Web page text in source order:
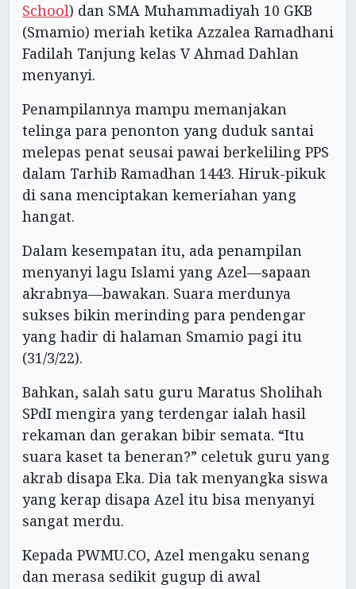
School) dan SMA Muhammadiyah 10 GKB
(Smamio) meriah ketika Azzalea Ramadhani
Fadilah Tanjung kelas V Ahmad Dahlan
menyanyi.
Penampilannya mampu memanjakan
telinga para penonton yang duduk santai
melepas penat seusai pawai berkeliling PPS
dalam Tarhib Ramadhan 1443. Hiruk-pikuk
di sana menciptakan kemeriahan yang
hangat.
Dalam kesempatan itu, ada penampilan
menyanyi lagu Islami yang Azel—sapaan
akrabnya—bawakan. Suara merdunya
sukses bikin merinding para pendengar
yang hadir di halaman Smamio pagi itu
(31/3/22).
Bahkan, salah satu guru Maratus Sholihah
SPdI mengira yang terdengar ialah hasil
rekaman dan gerakan bibir semata. “Itu
suara kaset ta beneran?” celetuk guru yang
akrab disapa Eka. Dia tak menyangka siswa
yang kerap disapa Azel itu bisa menyanyi
sangat merdu.
Kepada PWMU.CO, Azel mengaku senang
dan merasa sedikit gugup di awal